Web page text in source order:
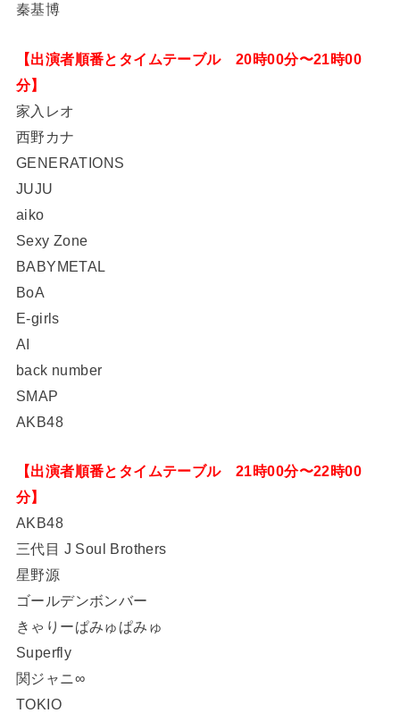
秦基博
【出演者順番とタイムテーブル 20時00分〜21時00
分】
家入レオ
西野カナ
GENERATIONS
JUJU
aiko
Sexy Zone
BABYMETAL
BoA
E-girls
AI
back number
SMAP
AKB48
【出演者順番とタイムテーブル 21時00分〜22時00
分】
AKB48
三代目 J Soul Brothers
星野源
ゴールデンボンバー
きゃりーぱみゅぱみゅ
Superfly
関ジャニ∞
TOKIO